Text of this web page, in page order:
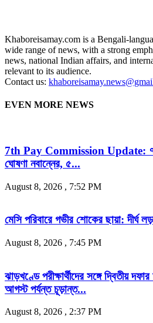
Khaboreisamay.com is a Bengali-
wide range of news, with a strong
news, national Indian affairs, and
relevant to its audience.
Contact us:
EVEN MORE NEWS
7th Pay Commission Update: ৭ম
ঘোষণা নবান্নের, ৫...
August 8, 2026 , 7:52 PM
মেসি পরিবারে গভীর শোকের ছায়া: দীর্ঘ
August 8, 2026 , 7:45 PM
ঝাড়খণ্ডে পরীক্ষার্থীদের সঙ্গে দ্বিতীয়
আগস্ট পর্যন্ত চূড়ান্ত...
August 8, 2026 , 2:37 PM